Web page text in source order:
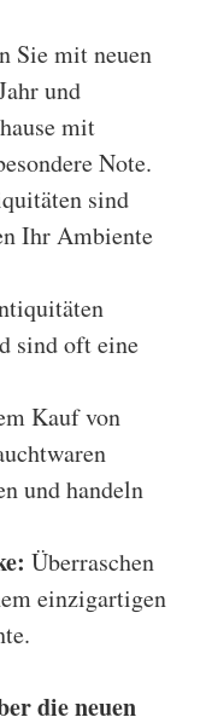
Sie mit neuen
und
mit
Note.
sind
Ihr Ambiente
sind oft eine
Kauf von
und handeln
Überraschen
einzigartigen
die neuen